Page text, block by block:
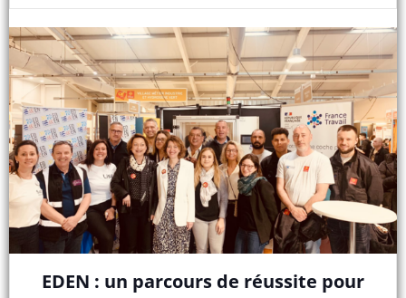
EDEN : un parcours de réussite pour